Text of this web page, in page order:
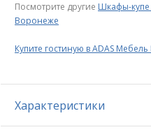
Посмотрите другие Шкафы-купе
Воронеже
Купите гостиную в ADAS
Характеристики